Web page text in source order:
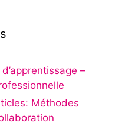
–
Méthodes